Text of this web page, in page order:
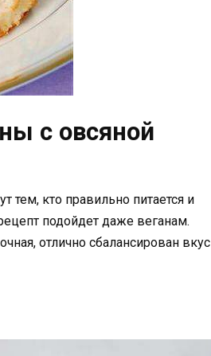
с овсяной
кто правильно питается и
подойдет даже веганам.
отлично сбалансирован вкус